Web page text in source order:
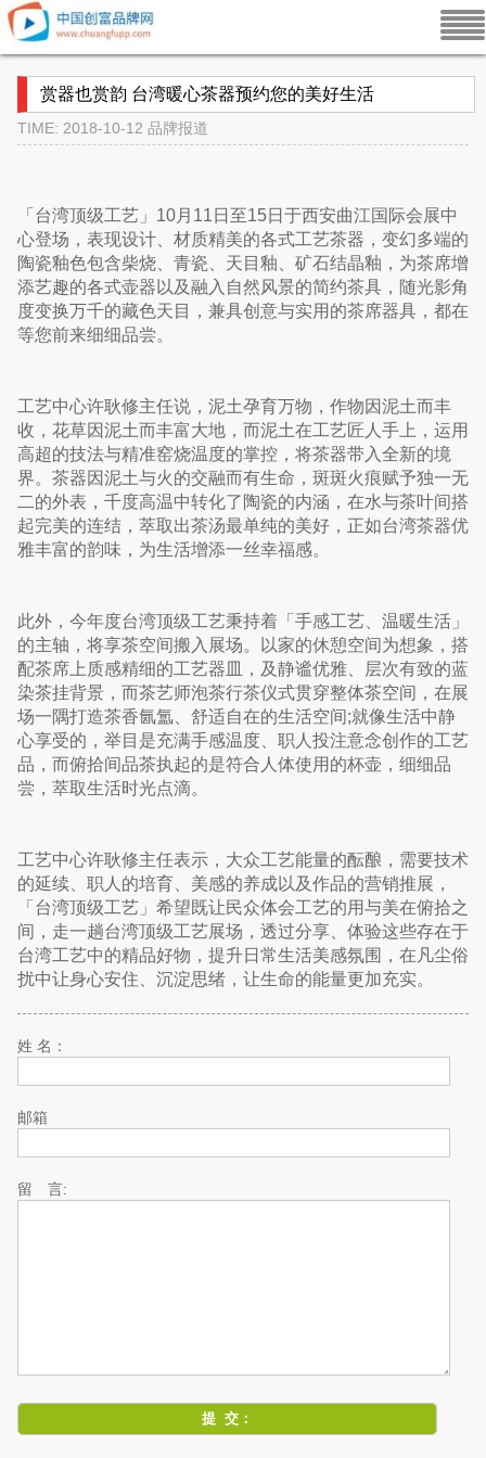
赏器也赏韵 台湾暖心茶器预约您的美好生活
TIME: 2018-10-12 品牌报道
「台湾顶级工艺」10月11日至15日于西安曲江国际会展中
心登场，表现设计、材质精美的各式工艺茶器，变幻多端的
陶瓷釉色包含柴烧、青瓷、天目釉、矿石结晶釉，为茶席增
添艺趣的各式壶器以及融入自然风景的简约茶具，随光影角
度变换万千的藏色天目，兼具创意与实用的茶席器具，都在
等您前来细细品尝。
工艺中心许耿修主任说，泥土孕育万物，作物因泥土而丰
收，花草因泥土而丰富大地，而泥土在工艺匠人手上，运用
高超的技法与精准窑烧温度的掌控，将茶器带入全新的境
界。茶器因泥土与火的交融而有生命，斑斑火痕赋予独一无
二的外表，千度高温中转化了陶瓷的内涵，在水与茶叶间搭
起完美的连结，萃取出茶汤最单纯的美好，正如台湾茶器优
雅丰富的韵味，为生活增添一丝幸福感。
此外，今年度台湾顶级工艺秉持着「手感工艺、温暖生活」
的主轴，将享茶空间搬入展场。以家的休憩空间为想象，搭
配茶席上质感精细的工艺器皿，及静谧优雅、层次有致的蓝
染茶挂背景，而茶艺师泡茶行茶仪式贯穿整体茶空间，在展
场一隅打造茶香氤氲、舒适自在的生活空间;就像生活中静
心享受的，举目是充满手感温度、职人投注意念创作的工艺
品，而俯拾间品茶执起的是符合人体使用的杯壶，细细品
尝，萃取生活时光点滴。
工艺中心许耿修主任表示，大众工艺能量的酝酿，需要技术
的延续、职人的培育、美感的养成以及作品的营销推展，
「台湾顶级工艺」希望既让民众体会工艺的用与美在俯拾之
间，走一趟台湾顶级工艺展场，透过分享、体验这些存在于
台湾工艺中的精品好物，提升日常生活美感氛围，在凡尘俗
扰中让身心安住、沉淀思绪，让生命的能量更加充实。
姓 名：
邮箱
留 言: